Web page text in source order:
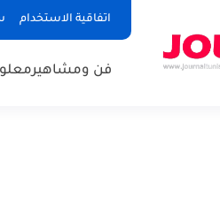
اتفاقية الاستخدام
فن ومشاهير